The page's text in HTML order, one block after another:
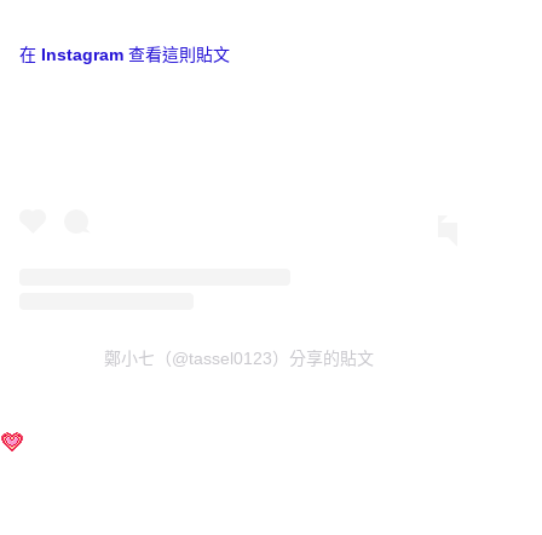
在 Instagram 查看這則貼文
鄭小七（@tassel0123）分享的貼文